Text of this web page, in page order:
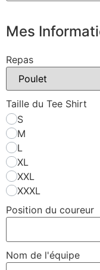
Mes
Repas
Taille du Tee Shirt
S
M
L
XL
XXL
XXXL
Position du coureur
Nom de l'équipe